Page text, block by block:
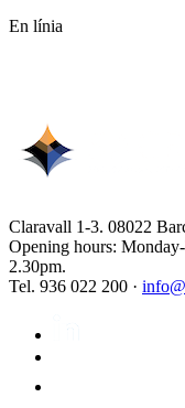
En línia
Claravall 1-3. 08022
Opening hours:
2.30pm.
Tel. 936 022 200 ·